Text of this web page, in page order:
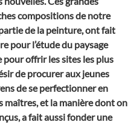
compositions de notre
de la peinture, ont fait
pour l’étude du paysage
pour offrir les sites les plus
de procurer aux jeunes
de se perfectionner en
maîtres, et la manière dont on
a fait aussi fonder une